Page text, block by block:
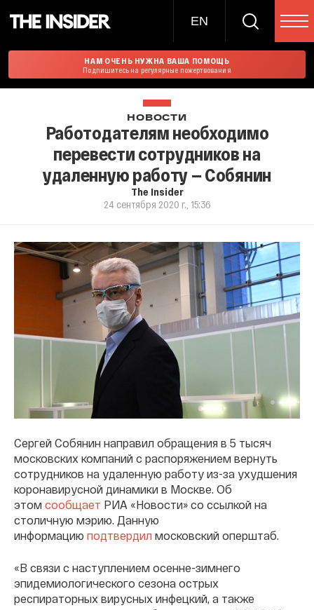
EN
НАМ ОЧЕНЬ НУЖНА ВАША ПОМОЩЬ
Подпишитесь на регулярные пожертвования
НОВОСТИ
Работодателям необходимо
перевести сотрудников на
удаленную работу — Собянин
The Insider
24 сентября 2020 г., 15:36
Сергей Собянин направил обращения в 5 тысяч
московских компаний с распоряжением вернуть
сотрудников на удаленную работу из-за ухудшения
коронавирусной динамики в Москве. Об
этом сообщает РИА «Новости» со ссылкой на
столичную мэрию. Данную
информацию подтвердил московский оперштаб.
«В связи с наступлением осенне-зимнего
эпидемиологического сезона острых
респираторных вирусных инфецкий, а также